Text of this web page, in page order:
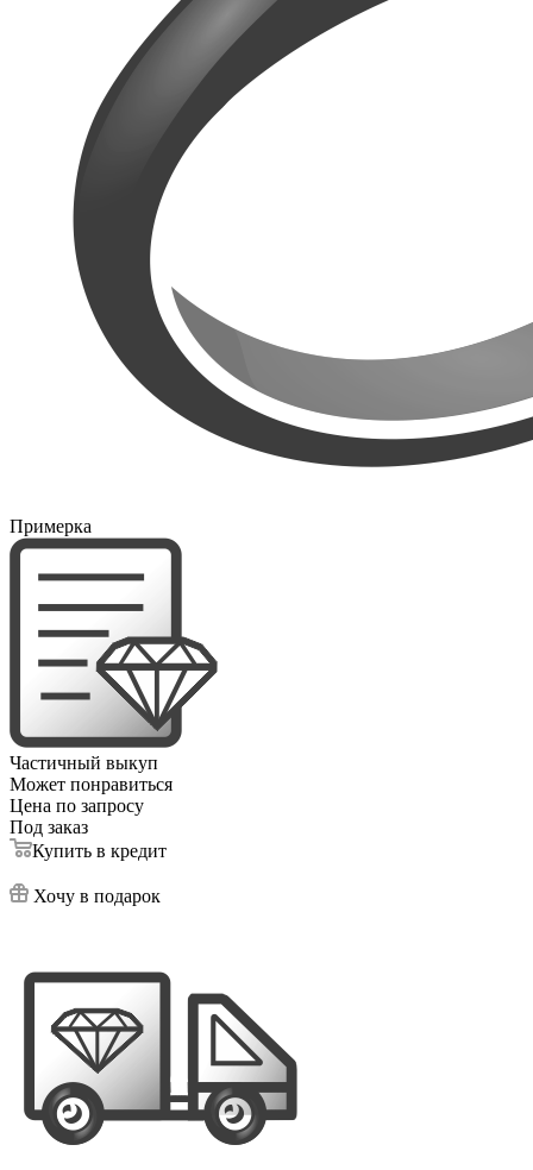
Примерка
Частичный выкуп
Может понравиться
Цена по запросу
Под заказ
Купить в кредит
Хочу в подарок